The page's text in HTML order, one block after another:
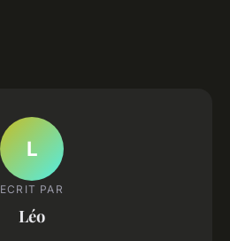
L
ECRIT PAR
Léo